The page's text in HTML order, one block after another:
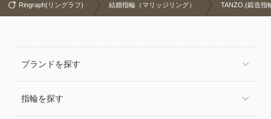
Ringraph(リングラフ) 結婚指輪（マリッジリング） TANZO.(鍛造指
ブランドを探す
指輪を探す